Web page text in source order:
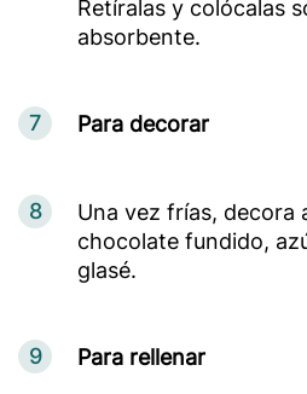
Retíralas y colócalas
absorbente.
7 Para decorar
8
Una vez frías, decora
chocolate fundido,
glasé.
9 Para rellenar